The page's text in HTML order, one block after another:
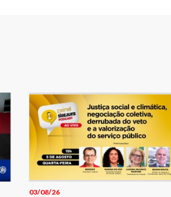
03/08/26